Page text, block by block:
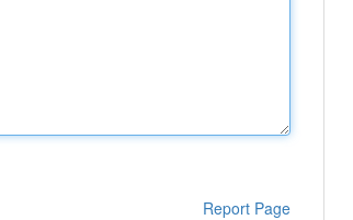
Report Page